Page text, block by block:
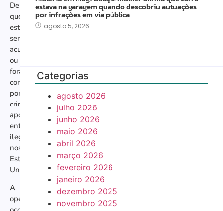
Denver
que
estão
sendo
acusados
ou
foram
condenados
por
crimes
após
entrarem
ilegalmente
nos
Estados
Unidos.
A
operação
estava na garagem quando descobriu autuações
por infrações em via pública
agosto 5, 2026
Categorias
agosto 2026
julho 2026
junho 2026
maio 2026
abril 2026
março 2026
fevereiro 2026
janeiro 2026
dezembro 2025
novembro 2025